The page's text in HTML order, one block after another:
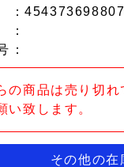
：
：
：
の商品は売り切れ
い致します。
その他の在